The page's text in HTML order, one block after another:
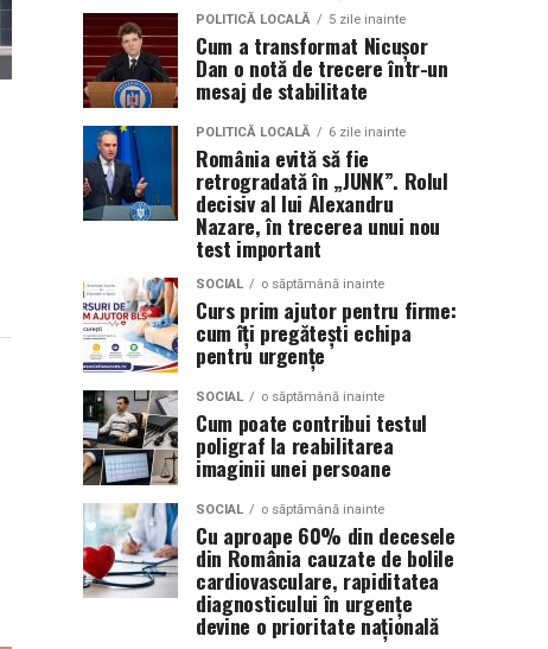
POLITICĂ LOCALĂ 5 zile inainte
Cum a transformat Nicușor
Dan o notă de trecere într-un
mesaj de stabilitate
POLITICĂ LOCALĂ 6 zile inainte
România evită să fie
retrogradată în „JUNK”. Rolul
decisiv al lui Alexandru
Nazare, în trecerea unui nou
test important
SOCIAL o săptămână inainte
Curs prim ajutor pentru firme:
cum îți pregătești echipa
pentru urgențe
SOCIAL o săptămână inainte
Cum poate contribui testul
poligraf la reabilitarea
imaginii unei persoane
SOCIAL o săptămână inainte
Cu aproape 60% din decesele
din România cauzate de bolile
cardiovasculare, rapiditatea
diagnosticului în urgențe
devine o prioritate națională